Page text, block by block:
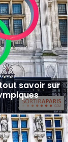
savoir sur